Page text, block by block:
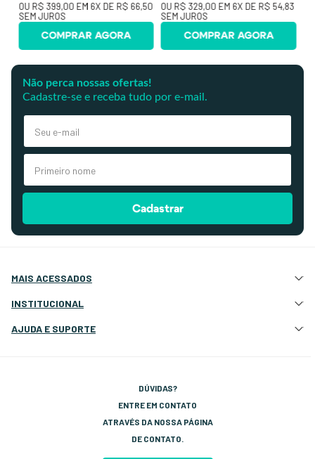
OU R$ 399,00 EM 6X DE R$ 66,50
SEM JUROS
COMPRAR AGORA
OU R$ 329,00 EM 6X DE R$ 54,83
SEM JUROS
COMPRAR AGORA
Não perca nossas ofertas!
Cadastre-se e receba tudo por e-mail.
Cadastrar